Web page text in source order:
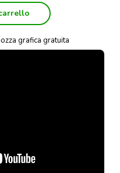
grafica gratuita